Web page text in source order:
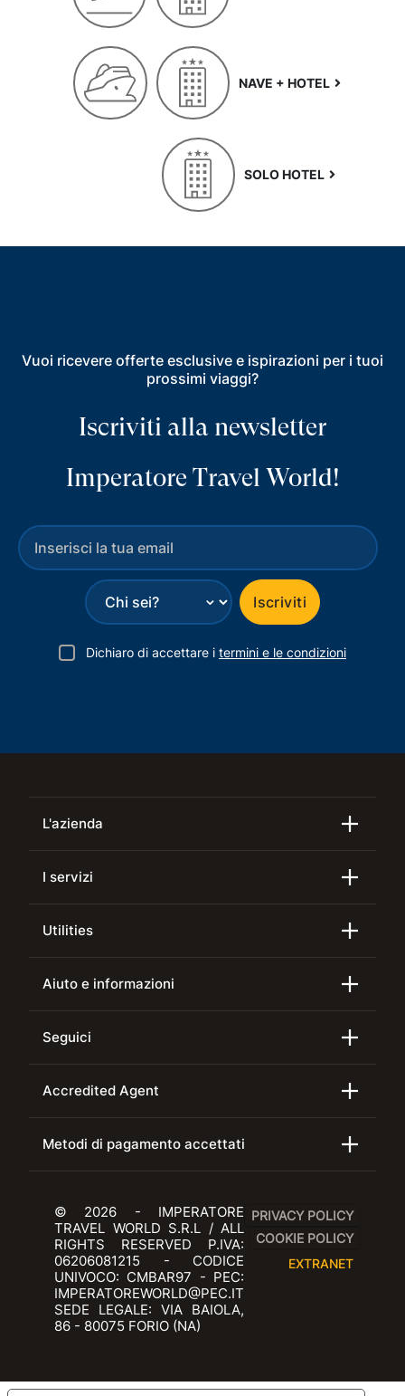
NAVE + HOTEL
SOLO HOTEL
Vuoi ricevere offerte esclusive e ispirazioni per i tuoi
prossimi viaggi?
Iscriviti alla newsletter
Imperatore Travel World!
⌄ Iscriviti
Dichiaro di accettare i termini e le condizioni
L'azienda
I servizi
Utilities
Aiuto e informazioni
Seguici
Accredited Agent
Metodi di pagamento accettati
© 2026 - IMPERATORE
TRAVEL WORLD S.R.L / ALL
RIGHTS RESERVED P.IVA:
06206081215 - CODICE
UNIVOCO: CMBAR97 - PEC:
IMPERATOREWORLD@PEC.IT
SEDE LEGALE: VIA BAIOLA,
86 - 80075 FORIO (NA)
PRIVACY POLICY
COOKIE POLICY
EXTRANET